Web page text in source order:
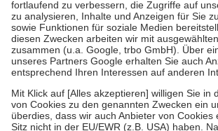
Diese Regeln gelten grundsätzlich auch für
Bei Heilmitteln und häuslicher Krankenpflege
Zuzahlung zehn Prozent der Kosten sowie zehn
Verordnung.
Um das Engagement der Versicherten für ihre
stärken und die besondere Stellung der Familie
fallenkeine Zuzahlungenan bei:
• Kindern und Jugendlichen bis zum
mit Ausnahme der Fahrkosten